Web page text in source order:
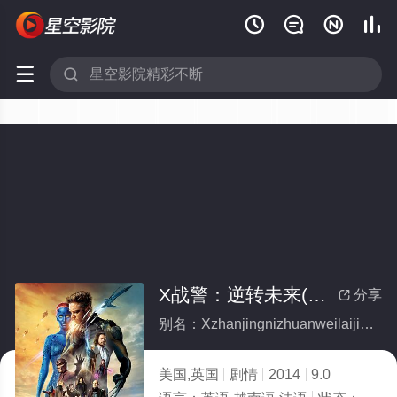
   
 
 分享
X战警：逆转未来(加长版)
别名：Xzhanjingnizhuanweilaijiachangban
美国,英国 剧情 2014
9.0